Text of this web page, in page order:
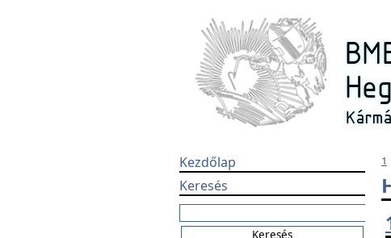
Kezdőlap
Keresés
1